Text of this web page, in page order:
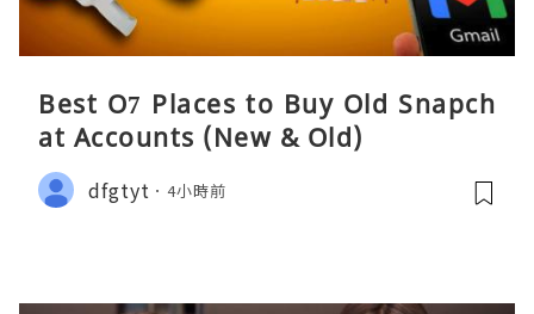
Best O7 Places to Buy Old Snapch
at Accounts (New & Old)
dfgtyt 4小時前